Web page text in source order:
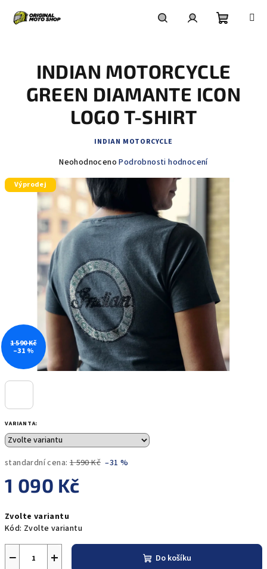
košík
VARIANTA:
standardní cena: 1 590 Kč –31 %
1 090 Kč
cena:
Zvolte variantu
Kód: Zvolte variantu
+
− Do košíku
INDIAN MOTORCYCLE
GREEN DIAMANTE ICON
LOGO T-SHIRT
INDIAN MOTORCYCLE
Průměrné
produktu
je
0,0
z
5
hvězdiček.
Neohodnoceno Podrobnosti hodnocení
Výprodej
1 590 Kč
–31 %